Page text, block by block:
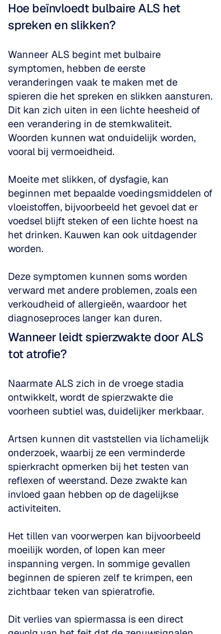
Hoe beïnvloedt bulbaire ALS het
spreken en slikken?
Wanneer ALS begint met bulbaire
symptomen, hebben de eerste
veranderingen vaak te maken met de
spieren die het spreken en slikken aansturen.
Dit kan zich uiten in een lichte heesheid of
een verandering in de stemkwaliteit.
Woorden kunnen wat onduidelijk worden,
vooral bij vermoeidheid.
Moeite met slikken, of dysfagie, kan
beginnen met bepaalde voedingsmiddelen of
vloeistoffen, bijvoorbeeld het gevoel dat er
voedsel blijft steken of een lichte hoest na
het drinken. Kauwen kan ook uitdagender
worden.
Deze symptomen kunnen soms worden
verward met andere problemen, zoals een
verkoudheid of allergieën, waardoor het
diagnoseproces langer kan duren.
Wanneer leidt spierzwakte door ALS
tot atrofie?
Naarmate ALS zich in de vroege stadia
ontwikkelt, wordt de spierzwakte die
voorheen subtiel was, duidelijker merkbaar.
Artsen kunnen dit vaststellen via lichamelijk
onderzoek, waarbij ze een verminderde
spierkracht opmerken bij het testen van
reflexen of weerstand. Deze zwakte kan
invloed gaan hebben op de dagelijkse
activiteiten.
Het tillen van voorwerpen kan bijvoorbeeld
moeilijk worden, of lopen kan meer
inspanning vergen. In sommige gevallen
beginnen de spieren zelf te krimpen, een
zichtbaar teken van spieratrofie.
Dit verlies van spiermassa is een direct